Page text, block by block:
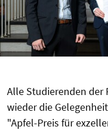
Alle Studierenden der
wieder die
"Apfel-Preis für